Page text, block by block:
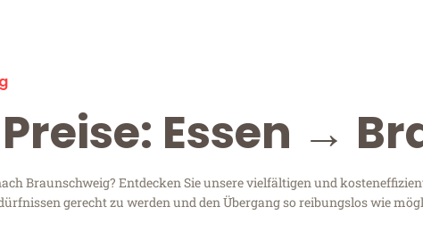
Essen →
Braunschweig? Entdecken Sie unsere vielfältigen und
gerecht zu werden und den Übergang so reibungslos wie